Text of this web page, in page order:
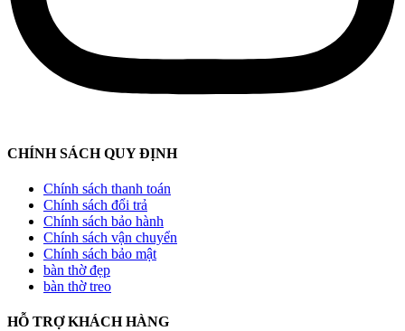
CHÍNH SÁCH QUY ĐỊNH
Chính sách thanh toán
Chính sách đổi trả
Chính sách bảo hành
Chính sách vận chuyển
Chính sách bảo mật
bàn thờ đẹp
bàn thờ treo
HỖ TRỢ KHÁCH HÀNG